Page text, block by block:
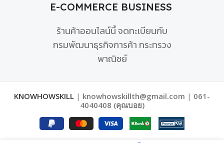
E-COMMERCE BUSINESS
ร้านค้าออนไลน์นี้ จดทะเบียนกับ
กรมพัฒนาธุรกิจการค้า กระทรวง
พาณิชย์
KNOWHOWSKILL | knowhowskillth@gmail.com | 061-
4040408 (คุณบอย)